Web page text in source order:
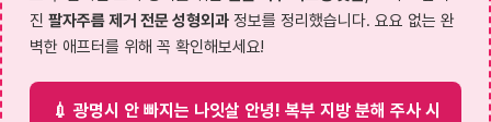
진 팔자주름 제거 전문 성형외과 정보를 정리했습니다. 요요 없는 완
벽한 애프터를 위해 꼭 확인해보세요!
💉 광명시 안 빠지는 나잇살 안녕! 복부 지방 분해 주사 시